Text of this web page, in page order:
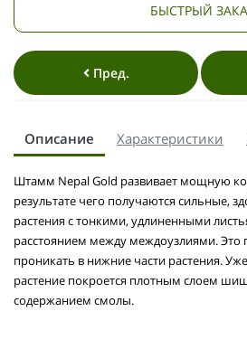
БЫСТРЫЙ
Пред.
Описание Характеристики
Штамм Nepal Gold развивает мощную
результате чего получаются сильные,
растения с тонкими, удлиненными
расстоянием между междоузлиями. Это
проникать в нижние части растения.
растение покроется плотным слоем
содержанием смолы.